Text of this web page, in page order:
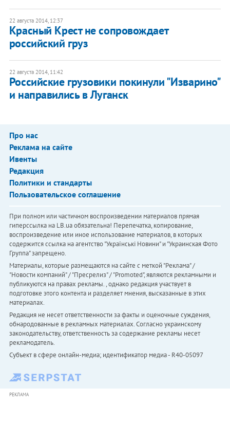
22 августа 2014, 12:37
Красный Крест не сопровождает
российский груз
22 августа 2014, 11:42
Российские грузовики покинули "Изварино"
и направились в Луганск
Про нас
Реклама на сайте
Ивенты
Редакция
Политики и стандарты
Пользовательское соглашение
При полном или частичном воспроизведении материалов прямая
гиперссылка на LB.ua обязательна! Перепечатка, копирование,
воспроизведение или иное использование материалов, в которых
содержится ссылка на агентство "Українськi Новини" и "Украинская Фото
Группа" запрещено.
Материалы, которые размещаются на сайте с меткой "Реклама" /
"Новости компаний" / "Пресрелиз" / "Promoted", являются рекламными и
публикуются на правах рекламы. , однако редакция участвует в
подготовке этого контента и разделяет мнения, высказанные в этих
материалах.
Редакция не несет ответственности за факты и оценочные суждения,
обнародованные в рекламных материалах. Согласно украинскому
законодательству, ответственность за содержание рекламы несет
рекламодатель.
Субъект в сфере онлайн-медиа; идентификатор медиа - R40-05097
РЕКЛАМА